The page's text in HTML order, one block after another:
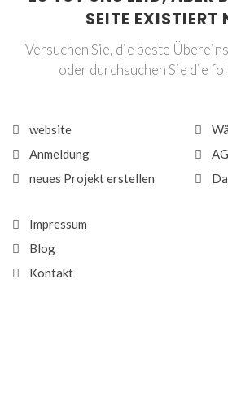
SEITE EXISTIERT
Versuchen Sie, die beste
oder durchsuchen Sie die
website
Anmeldung
neues Projekt erstellen
Impressum
Blog
Kontakt